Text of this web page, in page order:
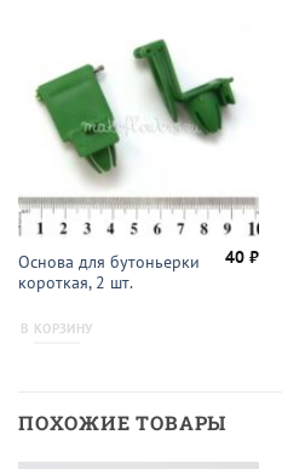
Основа для бутоньерки
короткая, 2 шт.
40₽
В КОРЗИНУ
ПОХОЖИЕ ТОВАРЫ